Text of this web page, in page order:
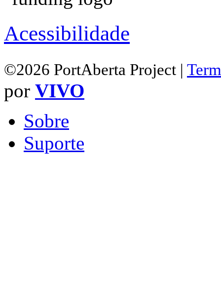
Acessibilidade
©2026 PortAberta Project |
por VIVO
Sobre
Suporte